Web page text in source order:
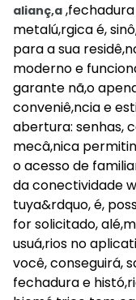
alianç,a
metalú,rgica é,
para a sua
moderno e
garante nã,o
conveniê,ncia e
abertura: senhas,
mecâ,nica
o acesso de
da conectividade
tuya&rdquo, é,
for solicitado,
usuá,rios no
você, conseguirá,
fechadura e